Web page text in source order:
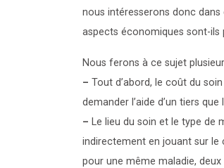
nous intéresserons donc
aspects économiques sont-ils
Nous ferons à ce sujet
– Tout d’abord, le coût du
demander l’aide d’un tiers
– Le lieu du soin et le type de
indirectement en jouant sur le
pour une même maladie,